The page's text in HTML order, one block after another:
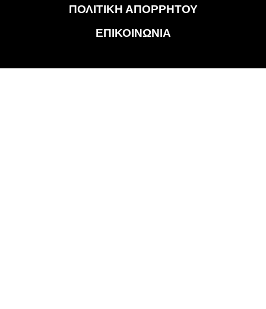
ΠΟΛΙΤΙΚΗ ΑΠΟΡΡΗΤΟΥ
ΕΠΙΚΟΙΝΩΝΙΑ